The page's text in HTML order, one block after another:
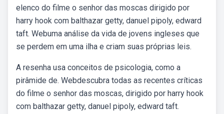
elenco do filme o senhor das moscas dirigido por
harry hook com balthazar getty, danuel pipoly, edward
taft. Webuma análise da vida de jovens ingleses que
se perdem em uma ilha e criam suas próprias leis.
A resenha usa conceitos de psicologia, como a
pirâmide de. Webdescubra todas as recentes críticas
do filme o senhor das moscas, dirigido por harry hook
com balthazar getty, danuel pipoly, edward taft.